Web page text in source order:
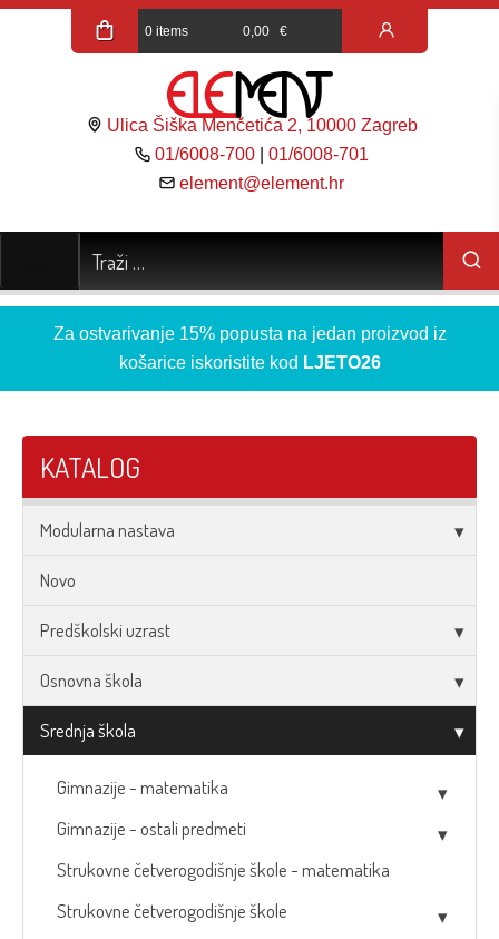
0 items 0,00 €
Ulica Šiška Menčetića 2, 10000 Zagreb
01/6008-700 |01/6008-701
element@element.hr
Za ostvarivanje 15% popusta na jedan proizvod iz
košarice iskoristite kod LJETO26
KATALOG
Modularna nastava
Novo
Predškolski uzrast
Osnovna škola
Srednja škola
Gimnazije - matematika
Gimnazije - ostali predmeti
Strukovne četverogodišnje škole - matematika
Strukovne četverogodišnje škole